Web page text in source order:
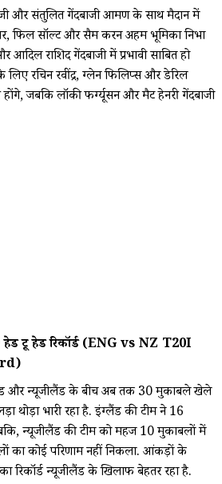
और संतुलित गेंदबाजी आक्रमण के साथ मैदान में
फिल सॉल्ट और सैम करन अहम भूमिका निभा
राशिद गेंदबाजी में प्रभावी साबित हो
रचिन रवींद्र, ग्लेन फिलिप्स और डेरिल
जबकि लॉकी फर्ग्यूसन और मैट हेनरी गेंदबाजी
हेड टू हेड रिकॉर्ड (ENG vs NZ T20I
और न्यूजीलैंड के बीच अब तक 30 मुकाबले खेले
थोड़ा भारी रहा है. इंग्लैंड की टीम ने 16
न्यूजीलैंड की टीम को महज 10 मुकाबलों में
का कोई परिणाम नहीं निकला. आंकड़ों के
रिकॉर्ड न्यूजीलैंड के खिलाफ बेहतर रहा है.